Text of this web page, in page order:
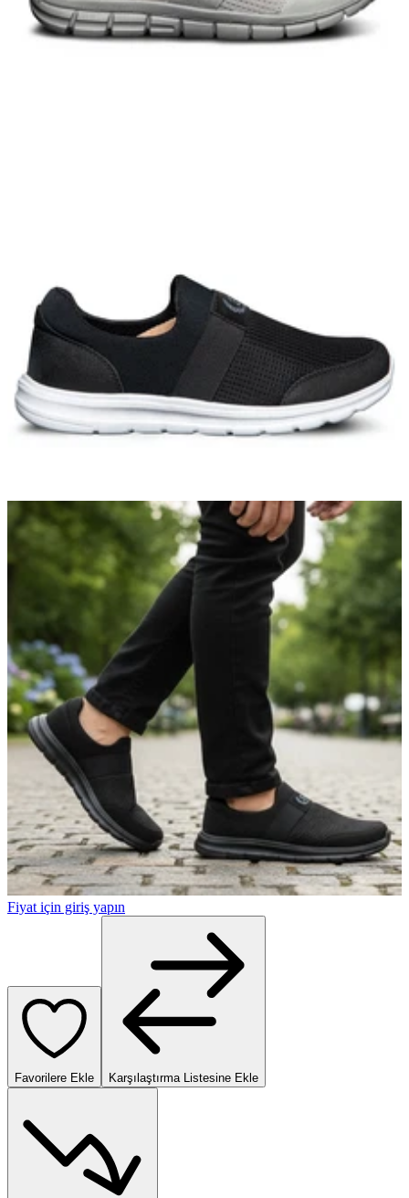
Fiyat için giriş yapın
Favorilere Ekle Karşılaştırma Listesine Ekle